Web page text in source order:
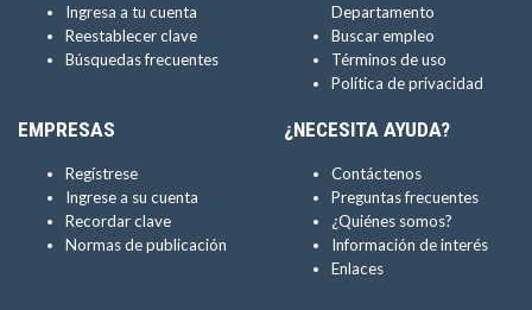
Ingresa a tu cuenta
Reestablecer clave
Búsquedas frecuentes
Departamento
Buscar empleo
Términos de uso
Política de privacidad
EMPRESAS
Regístrese
Ingrese a su cuenta
Recordar clave
Normas de publicación
¿NECESITA AYUDA?
Contáctenos
Preguntas frecuentes
¿Quiénes somos?
Información de interés
Enlaces